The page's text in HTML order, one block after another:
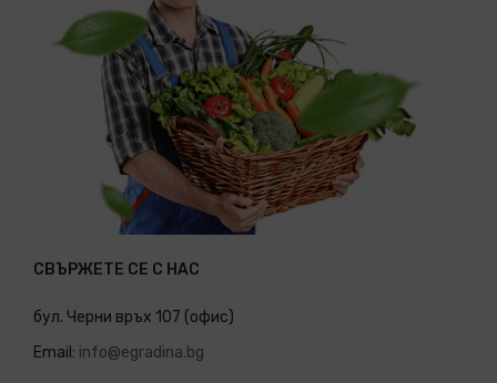
СВЪРЖЕТЕ СЕ С НАС
бул. Черни връх 107 (офис)
Email: info@egradina.bg